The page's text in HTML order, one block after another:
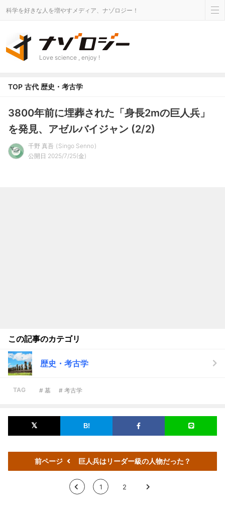
科学を好きな人を増やすメディア、ナゾロジー！
Love science , enjoy !
TOP 古代 歴史・考古学
3800年前に埋葬された「身長2mの巨人兵」
を発見、アゼルバイジャン (2/2)
千野 真吾
Singo Senno
公開日 2025/7/25(金)
この記事のカテゴリ
歴史・考古学
TAG # 墓 # 考古学
前ページ 巨人兵はリーダー級の人物だった？
< 1 2 >